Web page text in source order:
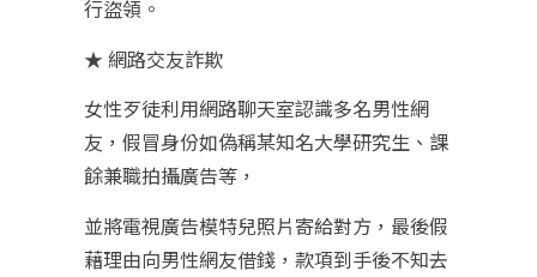
行盜領。
★ 網路交友詐欺
女性歹徒利用網路聊天室認識多名男性網
友，假冒身份如偽稱某知名大學研究生、課
餘兼職拍攝廣告等，
並將電視廣告模特兒照片寄給對方，最後假
藉理由向男性網友借錢，款項到手後不知去